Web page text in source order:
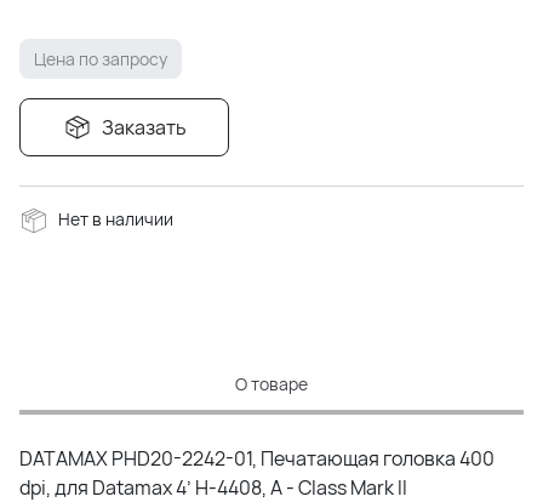
Цена по запросу
Заказать
Нет в наличии
О товаре
DATAMAX PHD20-2242-01, Печатающая головка 400
dpi, для Datamax 4’ H-4408, A - Class Mark II